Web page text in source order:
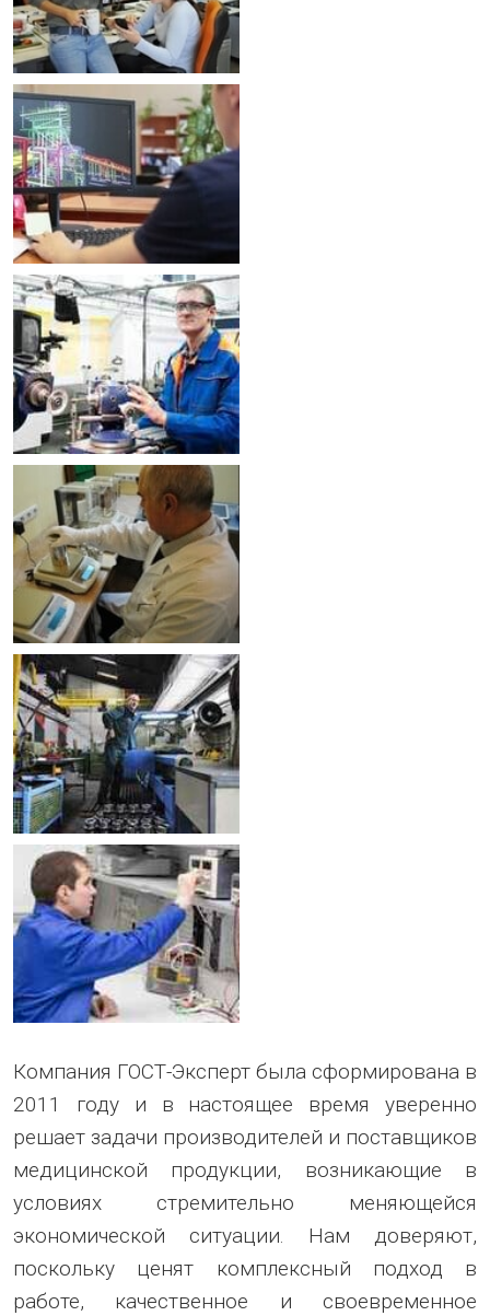
Компания ГОСТ-Эксперт была сформирована в
2011 году и в настоящее время уверенно
решает задачи производителей и поставщиков
медицинской продукции, возникающие в
условиях стремительно меняющейся
экономической ситуации. Нам доверяют,
поскольку ценят комплексный подход в
работе, качественное и своевременное